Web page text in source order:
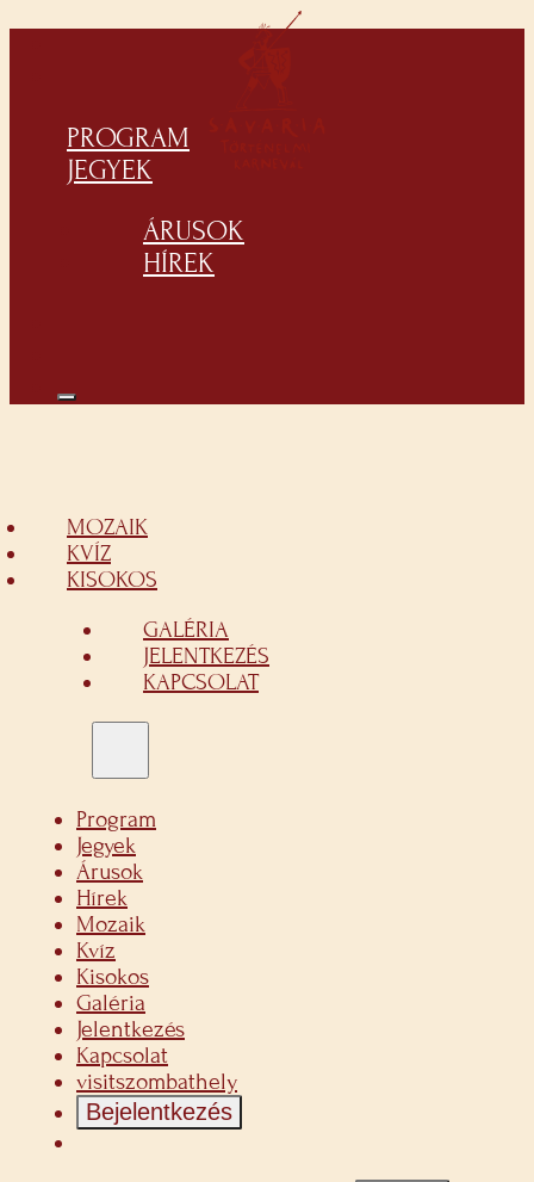
PROGRAM
JEGYEK
ÁRUSOK
HÍREK
MOZAIK
KVÍZ
KISOKOS
GALÉRIA
JELENTKEZÉS
KAPCSOLAT
Program
Jegyek
Árusok
Hírek
Mozaik
Kvíz
Kisokos
Galéria
Jelentkezés
Kapcsolat
visitszombathely
Bejelentkezés